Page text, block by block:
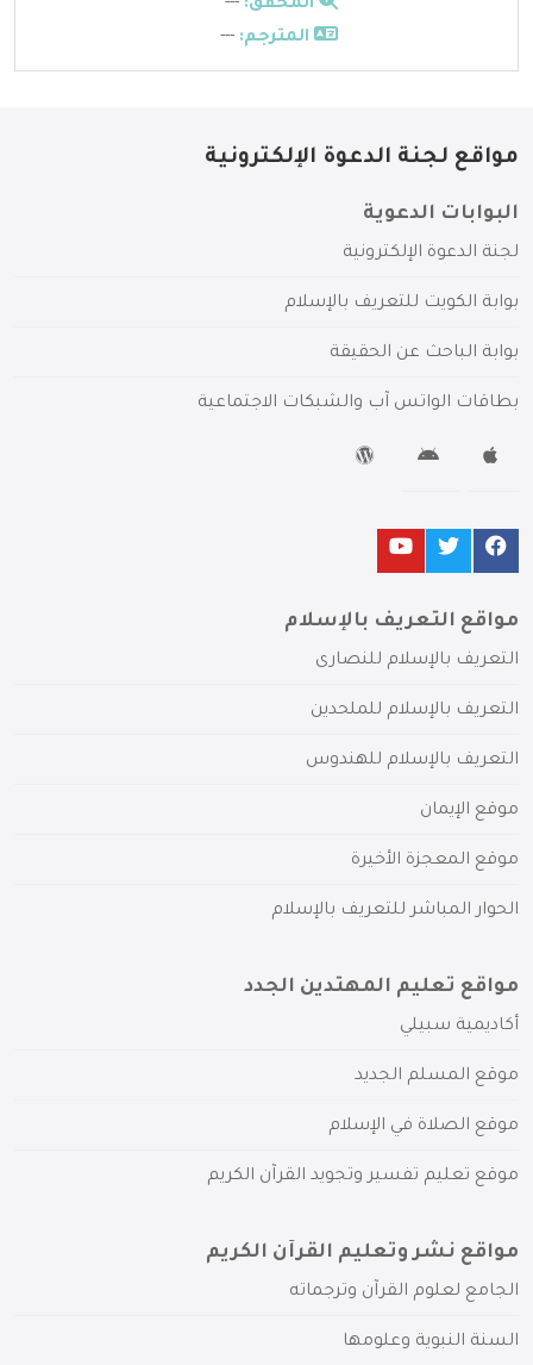
المحقق: ---
المترجم: ---
مواقع لجنة الدعوة الإلكترونية
البوابات الدعوية
لجنة الدعوة الإلكترونية
بوابة الكويت للتعريف بالإسلام
بوابة الباحث عن الحقيقة
بطاقات الواتس آب والشبكات الاجتماعية
مواقع التعريف بالإسلام
التعريف بالإسلام للنصارى
التعريف بالإسلام للملحدين
التعريف بالإسلام للهندوس
موقع الإيمان
موقع المعجزة الأخيرة
الحوار المباشر للتعريف بالإسلام
مواقع تعليم المهتدين الجدد
أكاديمية سبيلي
موقع المسلم الجديد
موقع الصلاة في الإسلام
موقع تعليم تفسير وتجويد القرآن الكريم
مواقع نشر وتعليم القرآن الكريم
الجامع لعلوم القرآن وترجماته
السنة النبوية وعلومها